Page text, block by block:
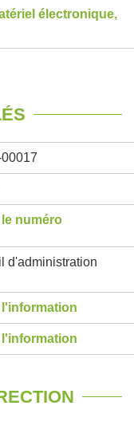
électronique,
numéro
d'administration